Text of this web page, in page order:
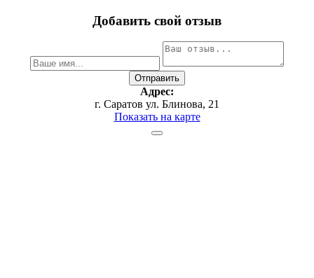
Добавить свой отзыв
Адрес:
г. Саратов ул. Блинова, 21
Показать на карте